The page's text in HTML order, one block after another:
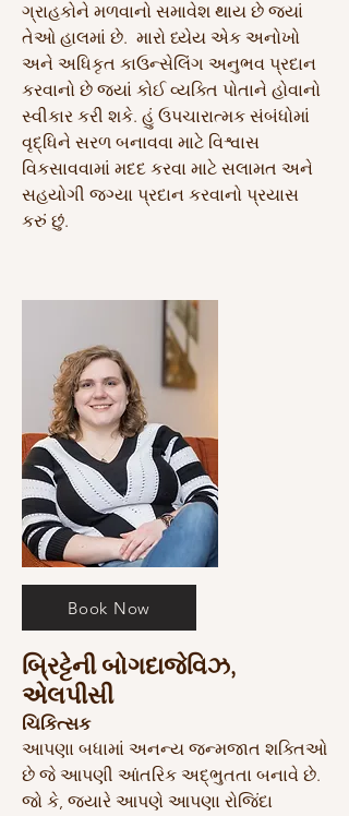
ગ્રાહકોને મળવાનો સમાવેશ થાય છે જ્યાં
તેઓ હાલમાં છે. મારો ધ્યેય એક અનોખો
અને અધિકૃત કાઉન્સેલિંગ અનુભવ પ્રદાન
કરવાનો છે જ્યાં કોઈ વ્યક્તિ પોતાને હોવાનો
સ્વીકાર કરી શકે. હું ઉપચારાત્મક સંબંધોમાં
વૃદ્ધિને સરળ બનાવવા માટે વિશ્વાસ
વિકસાવવામાં મદદ કરવા માટે સલામત અને
સહયોગી જગ્યા પ્રદાન કરવાનો પ્રયાસ
કરું છું.
Book Now
બ્રિટ્ટેની બોગદાજેવિઝ,
એલપીસી
ચિકિત્સક
આપણા બધામાં અનન્ય જન્મજાત શક્તિઓ
છે જે આપણી આંતરિક અદ્ભુતતા બનાવે છે.
જો કે, જ્યારે આપણે આપણા રોજિંદા